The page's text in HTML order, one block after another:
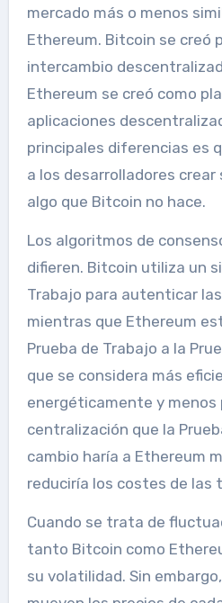
mercado más o menos
Ethereum. Bitcoin se creó
intercambio
Ethereum se creó como
aplicaciones
principales diferencias es
a los desarrolladores
algo que Bitcoin no hace.
Los algoritmos de
difieren. Bitcoin utiliza un
Trabajo para autenticar
mientras que Ethereum
Prueba de Trabajo a la
que se considera más
energéticamente y menos
centralización que la
cambio haría a Ethereum
reduciría los costes de las
Cuando se trata de
tanto Bitcoin como
su volatilidad. Sin